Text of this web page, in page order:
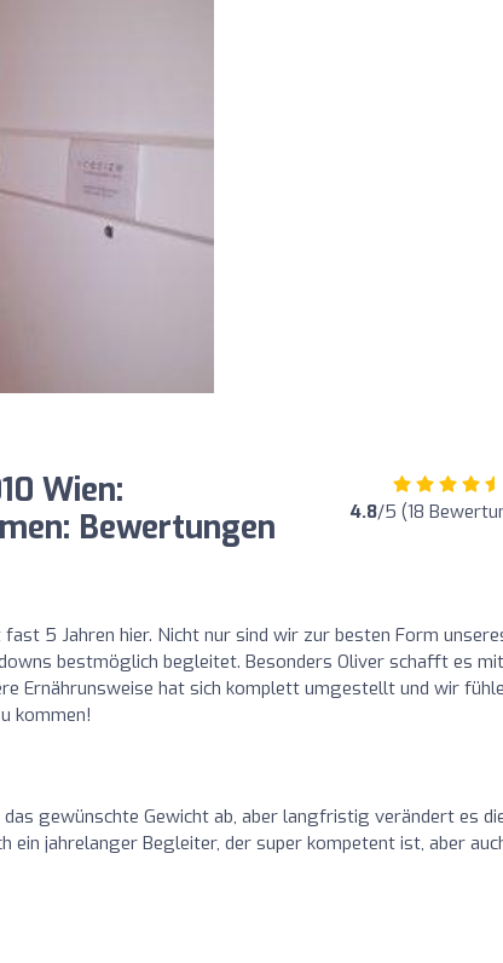
Wien:
Bewertungen
4.8/5 (18
fast 5 Jahren hier. Nicht nur sind wir zur besten Form
bestmöglich begleitet. Besonders Oliver schafft es mit
Ernährunsweise hat sich komplett umgestellt und wir
kommen!
gewünschte Gewicht ab, aber langfristig verändert es
jahrelanger Begleiter, der super kompetent ist, aber